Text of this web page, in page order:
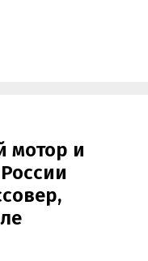
мотор и